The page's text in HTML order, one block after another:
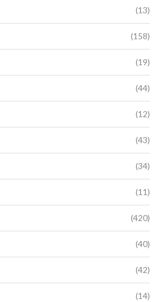
(13)
(158)
(19)
(44)
(12)
(43)
(34)
(11)
(420)
(40)
(42)
(14)